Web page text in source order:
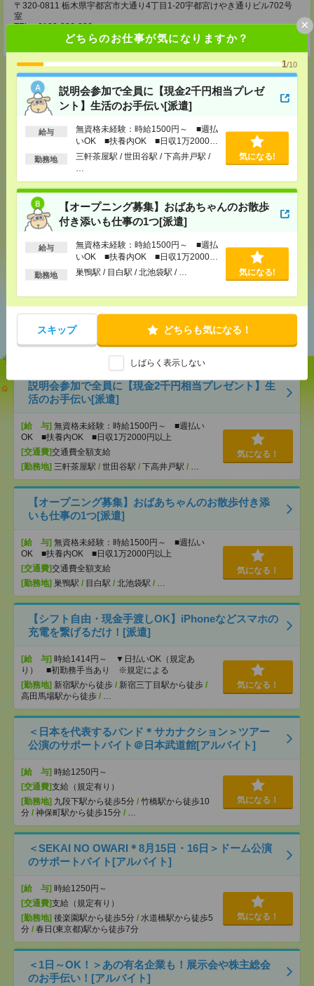
どちらのお仕事が気になりますか？
1/10
説明会参加で全員に【現金2千円相当プレゼ
ント】生活のお手伝い[派遣]
給与
無資格未経験：時給1500円～ ■週払
いOK ■扶養内OK ■日収1万2000円
以上
勤務地
三軒茶屋駅 / 世田谷駅 / 下高井戸駅 /
気になる!
【オープニング募集】おばあちゃんのお散歩
付き添いも仕事の1つ[派遣]
給与
無資格未経験：時給1500円～ ■週払
いOK ■扶養内OK ■日収1万2000円
以上
勤務地 巣鴨駅 / 目白駅 / 北池袋駅 / … 気になる!
スキップ どちらも気になる！
しばらく表示しない
×
〒320-0811 栃木県宇都宮市大通り4丁目1-20宇都宮けやき通りビル702号
室
TEL：0120-936-286
応募ページへ
気になる！ 電話応募
メール で送る LINEで送る
ツイート ブックマーク
あなたの閲覧履歴からの
説明会参加で全員に【現金2千円相当プレゼント】生
活のお手伝い[派遣]
[給 与] 無資格未経験：時給1500円～ ■週払い
OK ■扶養内OK ■日収1万2000円以上
[交通費]交通費全額支給
[勤務地] 三軒茶屋駅 / 世田谷駅 / 下高井戸駅 / …
気になる！
【オープニング募集】おばあちゃんのお散歩付き添
いも仕事の1つ[派遣]
[給 与] 無資格未経験：時給1500円～ ■週払い
OK ■扶養内OK ■日収1万2000円以上
[交通費]交通費全額支給
[勤務地] 巣鴨駅 / 目白駅 / 北池袋駅 / …
気になる！
【シフト自由・現金手渡しOK】iPhoneなどスマホの
充電を繋げるだけ！[派遣]
[給 与] 時給1414円～ ▼日払いOK（規定あ
り） ■初勤務手当あり ※規定による
[勤務地] 新宿駅から徒歩 / 新宿三丁目駅から徒歩 /
高田馬場駅から徒歩 / …
気になる！
＜日本を代表するバンド＊サカナクション＞ツアー
公演のサポートバイト＠日本武道館[アルバイト]
[給 与] 時給1250円～
[交通費]支給（規定有り）
[勤務地] 九段下駅から徒歩5分 / 竹橋駅から徒歩10
分 / 神保町駅から徒歩15分 / …
気になる！
＜SEKAI NO OWARI＊8月15日・16日＞ドーム公演
のサポートバイト[アルバイト]
[給 与] 時給1250円～
[交通費]支給（規定有り）
[勤務地] 後楽園駅から徒歩5分 / 水道橋駅から徒歩5
分 / 春日(東京都)駅から徒歩7分
気になる！
＜1日～OK！＞あの有名企業も！展示会や株主総会
のお手伝い！[アルバイト]